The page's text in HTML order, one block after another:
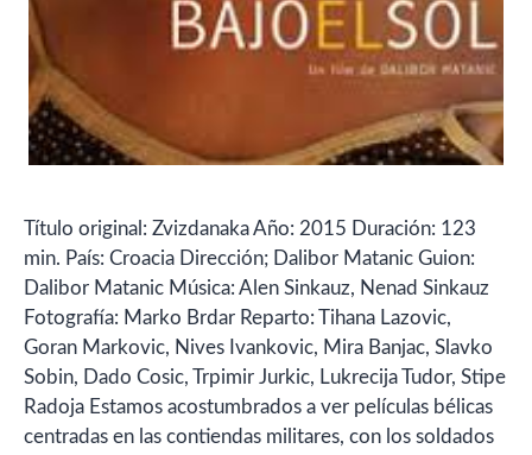
Título original: Zvizdanaka Año: 2015 Duración: 123
min. País: Croacia Dirección; Dalibor Matanic Guion:
Dalibor Matanic Música: Alen Sinkauz, Nenad Sinkauz
Fotografía: Marko Brdar Reparto: Tihana Lazovic,
Goran Markovic, Nives Ivankovic, Mira Banjac, Slavko
Sobin, Dado Cosic, Trpimir Jurkic, Lukrecija Tudor, Stipe
Radoja Estamos acostumbrados a ver películas bélicas
centradas en las contiendas militares, con los soldados